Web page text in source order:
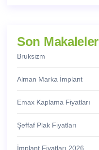
Son Makaleler
Bruksizm
Alman Marka İmplant
Emax Kaplama Fiyatları
Şeffaf Plak Fiyatları
İmplant Fiyatları 2026